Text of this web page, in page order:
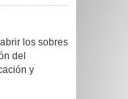
los sobres
del
y